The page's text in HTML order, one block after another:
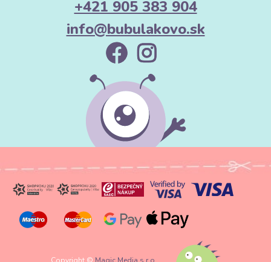
+421 905 383 904
info@bubulakovo.sk